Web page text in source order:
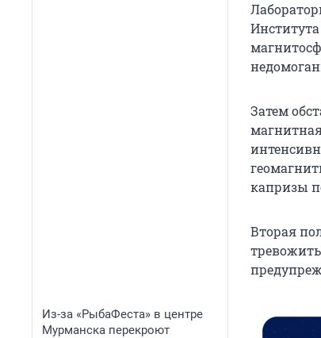
Из-за «РыбаФеста» в центре
Мурманска перекроют
Затем
капризы
Вторая